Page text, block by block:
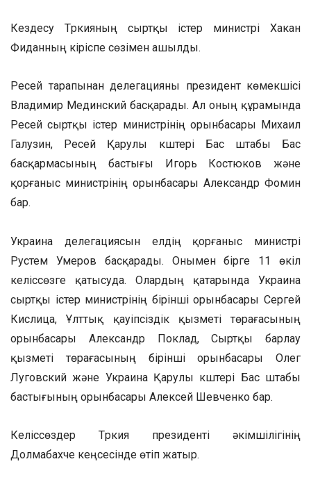
Кездесу Түркияның сыртқы істер министрі Хакан
Фиданның кіріспе сөзімен ашылды.
Ресей тарапынан делегацияны президент көмекшісі
Владимир Мединский басқарады. Ал оның құрамында
Ресей сыртқы істер министрінің орынбасары Михаил
Галузин, Ресей Қарулы күштері Бас штабы Бас
басқармасының бастығы Игорь Костюков және
қорғаныс министрінің орынбасары Александр Фомин
бар.
Украина делегациясын елдің қорғаныс министрі
Рустем Умеров басқарады. Онымен бірге 11 өкіл
келіссөзге қатысуда. Олардың қатарында Украина
сыртқы істер министрінің бірінші орынбасары Сергей
Кислица, Ұлттық қауіпсіздік қызметі төрағасының
орынбасары Александр Поклад, Сыртқы барлау
қызметі төрағасының бірінші орынбасары Олег
Луговский және Украина Қарулы күштері Бас штабы
бастығының орынбасары Алексей Шевченко бар.
Келіссөздер Түркия президенті әкімшілігінің
Долмабахче кеңсесінде өтіп жатыр.